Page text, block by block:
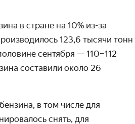
в стране на 10% из-за
123,6 тысячи тонн
сентября — 110–112
составили около 26
в том числе для
снять, для